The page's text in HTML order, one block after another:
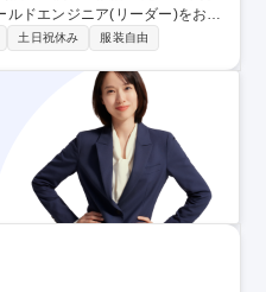
ドエンジニア(リーダー)をお任
部門横断の折衝・意思決定■メン
ール
土日祝休み 服装自由